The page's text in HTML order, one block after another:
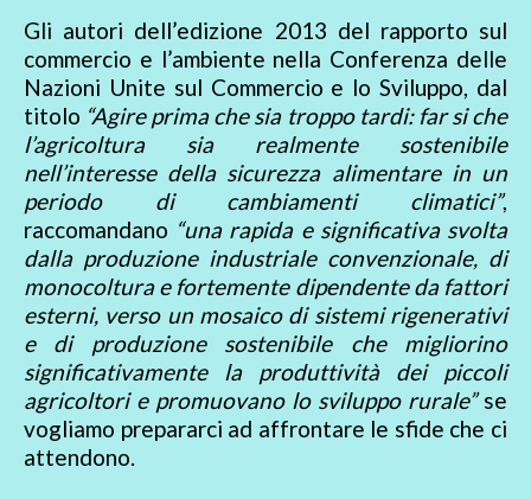
Gli autori dell’edizione 2013 del rapporto sul
commercio e l’ambiente nella Conferenza delle
Nazioni Unite sul Commercio e lo Sviluppo, dal
titolo “Agire prima che sia troppo tardi: far si che
l’agricoltura sia realmente sostenibile
nell’interesse della sicurezza alimentare in un
periodo di cambiamenti climatici”,
raccomandano “una rapida e significativa svolta
dalla produzione industriale convenzionale, di
monocoltura e fortemente dipendente da fattori
esterni, verso un mosaico di sistemi rigenerativi
e di produzione sostenibile che migliorino
significativamente la produttività dei piccoli
agricoltori e promuovano lo sviluppo rurale”se
vogliamo prepararci ad affrontare le sfide che ci
attendono.